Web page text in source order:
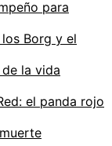
para
Borg y el
la vida
el panda rojo